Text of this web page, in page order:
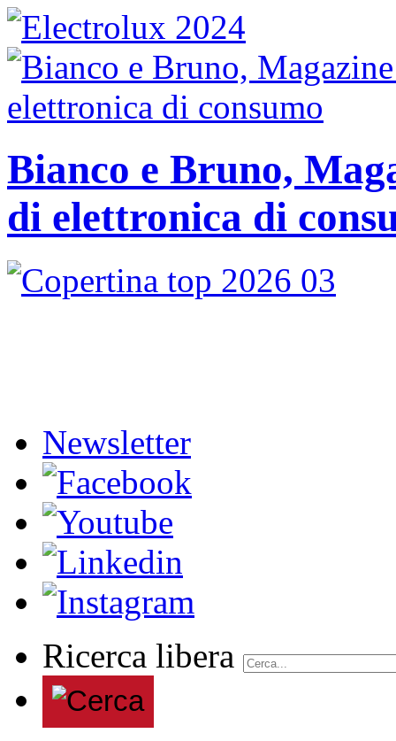
Bianco e Bruno,
di elettronica di
Newsletter
Ricerca libera